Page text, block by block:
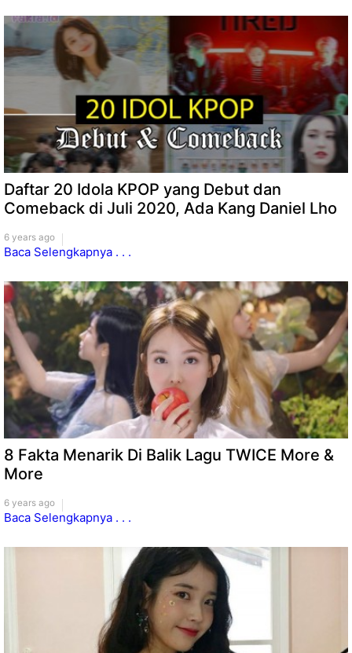
Daftar 20 Idola KPOP yang Debut dan
Comeback di Juli 2020, Ada Kang Daniel Lho
6 years ago
Baca Selengkapnya . . .
8 Fakta Menarik Di Balik Lagu TWICE More &
More
6 years ago
Baca Selengkapnya . . .